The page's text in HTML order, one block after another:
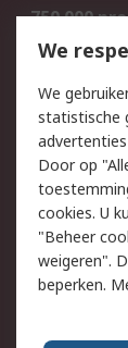
750.000
Bestellen
Track &
Wettelijk
Algemene
We
We
statistische
Door op
cookies. U
"Beheer
weigeren".
beperken.